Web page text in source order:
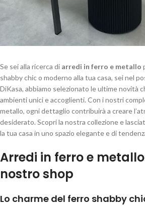
Se sei alla ricerca di arredi in ferro e metallo
shabby chic o moderno alla tua casa, sei nel
DiKasa, abbiamo selezionato le ultime novità
ambienti unici e accoglienti. Con i nostri
metallo, ogni dettaglio contribuirà a creare
desiderato. Scopri la nostra collezione e
la tua casa in uno spazio elegante e di
Arredi in ferro e
nostro shop
Lo charme del ferro shabby